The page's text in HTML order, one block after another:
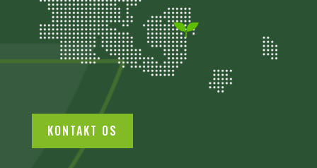
KONTAKT OS